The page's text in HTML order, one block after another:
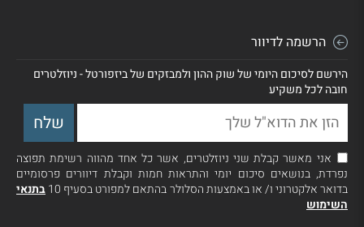
הרשמה לדיוור
הירשם לסיכום היומי של שוק ההון ולמבזקים של ביזפורטל - ניוזלטרים
חובה לכל משקיע
אני מאשר קבלת שני ניוזלטרים, אשר כל אחד מהווה רשימת תפוצה
נפרדת, בנושאים סיכום יומי והתראות חמות וקבלת דיוורים פרסומיים
בדואר אלקטרוני ו/ או באמצעות הסלולר בהתאם למפורט בסעיף 10
בתנאי
השימוש